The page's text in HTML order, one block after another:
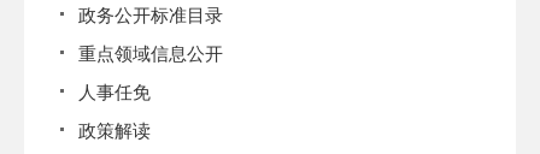
政务公开标准目录
重点领域信息公开
人事任免
政策解读